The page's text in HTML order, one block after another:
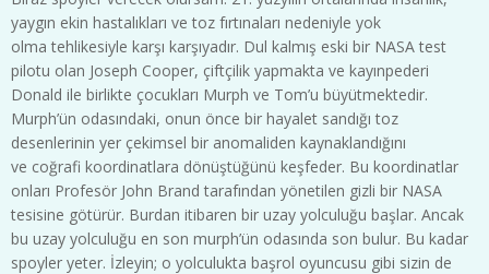
yaygın ekin hastalıkları ve toz fırtınaları nedeniyle yok
olma tehlikesiyle karşı karşıyadır. Dul kalmış eski bir NASA test
pilotu olan Joseph Cooper, çiftçilik yapmakta ve kayınpederi
Donald ile birlikte çocukları Murph ve Tom’u büyütmektedir.
Murph’ün odasındaki, onun önce bir hayalet sandığı toz
desenlerinin yer çekimsel bir anomaliden kaynaklandığını
ve coğrafi koordinatlara dönüştüğünü keşfeder. Bu koordinatlar
onları Profesör John Brand tarafından yönetilen gizli bir NASA
tesisine götürür. Burdan itibaren bir uzay yolculuğu başlar. Ancak
bu uzay yolculuğu en son murph’ün odasında son bulur. Bu kadar
spoyler yeter. İzleyin; o yolculukta başrol oyuncusu gibi sizin de